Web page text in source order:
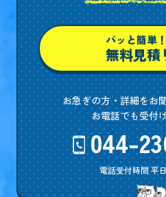
パッと簡単！
無料見積
お急ぎの方・詳細をお
お電話でも受付
044-
電話受付時間 平